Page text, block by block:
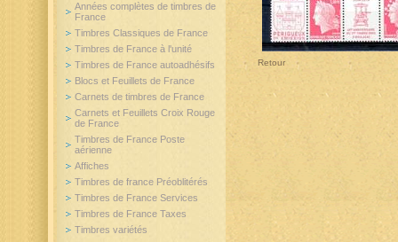
Retour
Années complètes de timbres de
France
Timbres Classiques de France
Timbres de France à l'unité
Timbres de France autoadhésifs
Blocs et Feuillets de France
Carnets de timbres de France
Carnets et Feuillets Croix Rouge
de France
Timbres de France Poste
aérienne
Affiches
Timbres de france Préoblitérés
Timbres de France Services
Timbres de France Taxes
Timbres variétés